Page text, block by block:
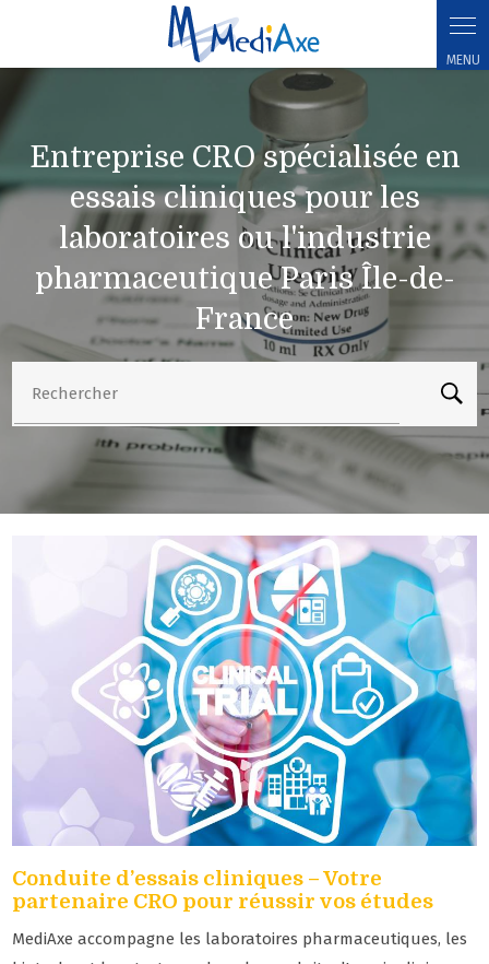
Entreprise CRO spécialisée en essais cliniques pour les laboratoires ou
l'industrie pharmaceutique Paris Île-de-France
Entreprise CRO spécialisée en
essais cliniques pour les
laboratoires ou l'industrie
pharmaceutique Paris Île-de-
France
Rechercher
Conduite d’essais cliniques – Votre
partenaire CRO pour réussir vos études
MediAxe accompagne les laboratoires pharmaceutiques, les